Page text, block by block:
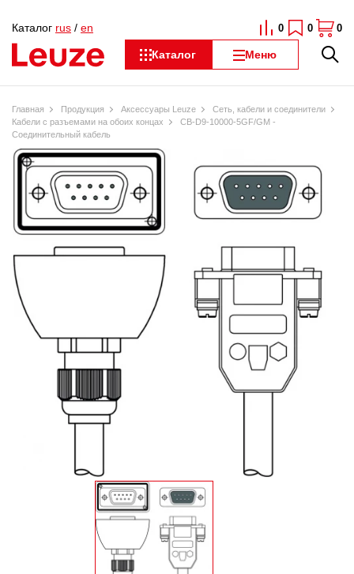
Каталог Меню
Каталог rus / en 0 0 0
Главная Продукция Аксессуары Leuze
Сеть, кабели и соединители
Кабели с разъемами на обоих концах
CB-D9-10000-5GF/GM -
Соединительный кабель